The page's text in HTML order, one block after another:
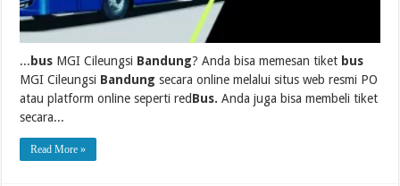
... bus MGI Cileungsi Bandung? Anda bisa memesan tiket bus
MGI Cileungsi Bandung secara online melalui situs web resmi PO
atau platform online seperti redBus. Anda juga bisa membeli tiket
secara...
Read More »